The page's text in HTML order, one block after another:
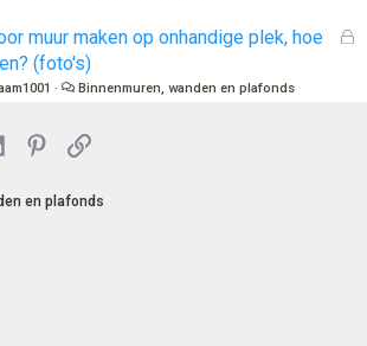
n
G
muur maken op onhandige plek, hoe
(foto's)
Binnenmuren, wanden en plafonds
LinkedInPinterest
Link
en plafonds